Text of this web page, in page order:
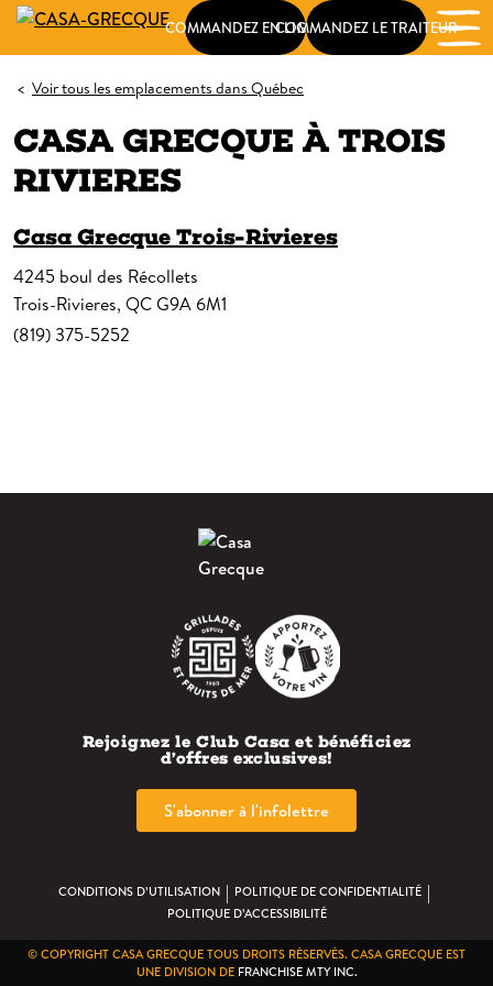
COMMANDEZ EN LIGNECOMMANDEZ LE TRAITEUR
< Voir tous les emplacements dans Québec
CASA GRECQUE À TROIS
RIVIERES
Casa Grecque Trois-Rivieres
4245 boul des Récollets
Trois-Rivieres, QC G9A 6M1
(819) 375-5252
Rejoignez le Club Casa et bénéficiez
d’offres exclusives!
S'abonner à l'infolettre
CONDITIONS D’UTILISATION | POLITIQUE DE CONFIDENTIALITÉ |
POLITIQUE D’ACCESSIBILITÉ
© COPYRIGHT CASA GRECQUE TOUS DROITS RÉSERVÉS. CASA GRECQUE EST
UNE DIVISION DE FRANCHISE MTY INC.